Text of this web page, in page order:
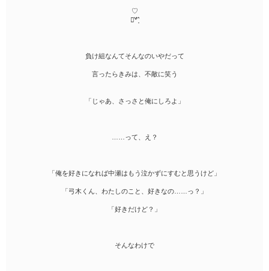
♡
⋆͛*͛ ͙͛
負け組なんてそんなのいやだって
言ったらきみは、不敵に笑う
「じゃあ、さっさと俺にしろよ」
……って、え？
「俺を好きになれば中瀬はもう泣かずにすむと思うけど」
「弓木くん、わたしのこと、好きなの……っ？」
「好きだけど？」
そんなわけで